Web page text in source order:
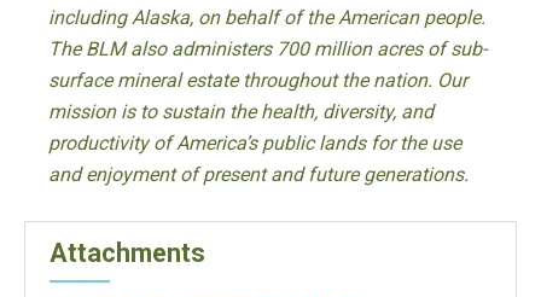
including Alaska, on behalf of the American people.
The BLM also administers 700 million acres of sub-
surface mineral estate throughout the nation. Our
mission is to sustain the health, diversity, and
productivity of America’s public lands for the use
and enjoyment of present and future generations.
Attachments